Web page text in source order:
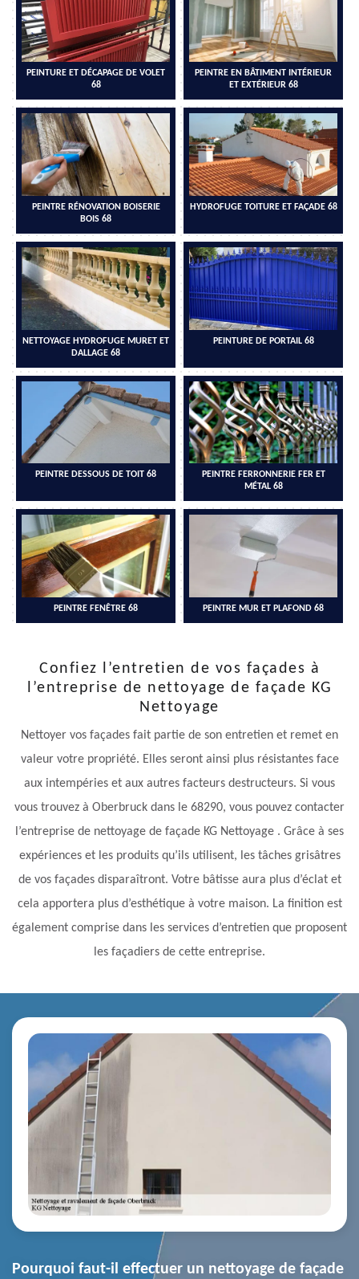
PEINTURE ET DÉCAPAGE DE VOLET
68
PEINTRE EN BÂTIMENT INTÉRIEUR
ET EXTÉRIEUR 68
PEINTRE RÉNOVATION BOISERIE
BOIS 68
HYDROFUGE TOITURE ET FAÇADE 68
NETTOYAGE HYDROFUGE MURET ET
DALLAGE 68
PEINTURE DE PORTAIL 68
PEINTRE DESSOUS DE TOIT 68
PEINTRE FERRONNERIE FER ET
MÉTAL 68
PEINTRE FENÊTRE 68 PEINTRE MUR ET PLAFOND 68
Confiez l’entretien de vos façades à
l’entreprise de nettoyage de façade KG
Nettoyage
Nettoyer vos façades fait partie de son entretien et remet en
valeur votre propriété. Elles seront ainsi plus résistantes face
aux intempéries et aux autres facteurs destructeurs. Si vous
vous trouvez à Oberbruck dans le 68290, vous pouvez contacter
l’entreprise de nettoyage de façade KG Nettoyage . Grâce à ses
expériences et les produits qu’ils utilisent, les tâches grisâtres
de vos façades disparaîtront. Votre bâtisse aura plus d’éclat et
cela apportera plus d’esthétique à votre maison. La finition est
également comprise dans les services d’entretien que proposent
les façadiers de cette entreprise.
Pourquoi faut-il effectuer un nettoyage de façade